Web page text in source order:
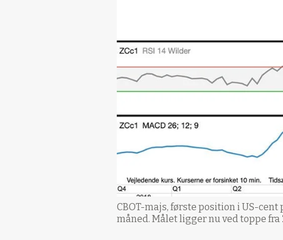
CBOT-majs, første position i US-
måned. Målet ligger nu ved toppe fra